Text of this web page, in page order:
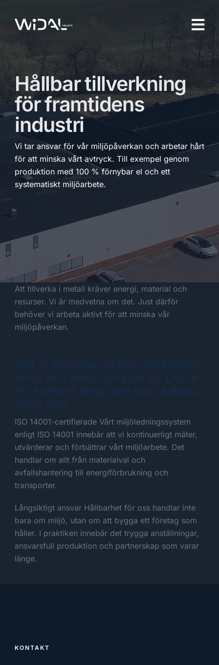
content
Hållbar tillverkning
för framtidens
industri
Vi tar ansvar för vår miljöpåverkan och arbetar hårt
för att minska vårt avtryck. Till exempel genom
produktion med 100 % förnybar el och ett
systematiskt miljöarbete.
Att tillverka i metall kräver energi, material och
resurser. Vi är medvetna om det. Just därför
behöver vi arbeta aktivt för att minska vår
miljöpåverkan.
ISO 14001-certifierade Vårt miljöledningssystem
enligt ISO 14001 innebär att vi kontinuerligt mäter,
utvärderar och förbättrar vårt miljöarbete. Det
handlar om allt från materialval och
avfallshantering till energiförbrukning och
transporter.
Långsiktigt ansvar Hållbarhet för oss handlar inte
bara om miljö, utan om att bygga ett företag som
håller. I praktiken innebär det trygga anställningar,
ansvarsfull produktion och partnerskap som varar
länge.
KONTAKT